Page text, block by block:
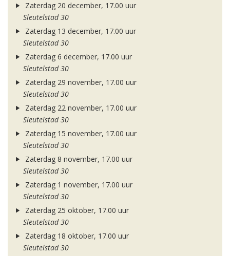
Zaterdag 20 december, 17.00 uur
Sleutelstad 30
Zaterdag 13 december, 17.00 uur
Sleutelstad 30
Zaterdag 6 december, 17.00 uur
Sleutelstad 30
Zaterdag 29 november, 17.00 uur
Sleutelstad 30
Zaterdag 22 november, 17.00 uur
Sleutelstad 30
Zaterdag 15 november, 17.00 uur
Sleutelstad 30
Zaterdag 8 november, 17.00 uur
Sleutelstad 30
Zaterdag 1 november, 17.00 uur
Sleutelstad 30
Zaterdag 25 oktober, 17.00 uur
Sleutelstad 30
Zaterdag 18 oktober, 17.00 uur
Sleutelstad 30